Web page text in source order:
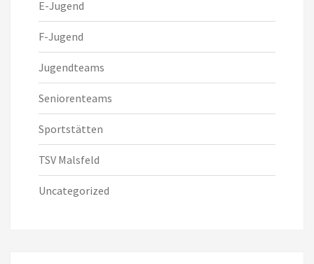
E-Jugend
F-Jugend
Jugendteams
Seniorenteams
Sportstätten
TSV Malsfeld
Uncategorized